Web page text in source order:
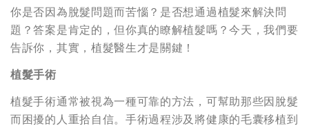
你是否因為脫髮問題而苦惱？是否想通過植髮來解決問
題？答案是肯定的，但你真的瞭解植髮嗎？今天，我們要
告訴你，其實，植髮醫生才是關鍵！
植髮手術
植髮手術通常被視為一種可靠的方法，可幫助那些因脫髮
而困擾的人重拾自信。手術過程涉及將健康的毛囊移植到